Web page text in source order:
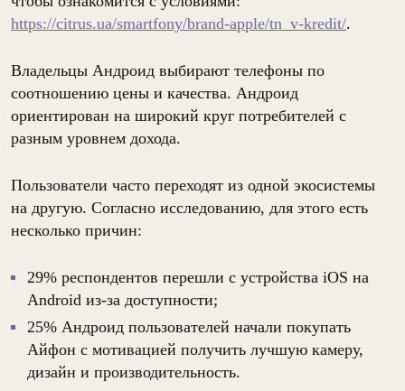
https://citrus.ua/smartfony/brand-apple/tn_v-kredit/.
Владельцы Андроид выбирают телефоны по
соотношению цены и качества. Андроид
ориентирован на широкий круг потребителей с
разным уровнем дохода.
Пользователи часто переходят из одной экосистемы
на другую. Согласно исследованию, для этого есть
несколько причин:
29% респондентов перешли с устройства iOS на
Android из-за доступности;
25% Андроид пользователей начали покупать
Айфон с мотивацией получить лучшую камеру,
дизайн и производительность.